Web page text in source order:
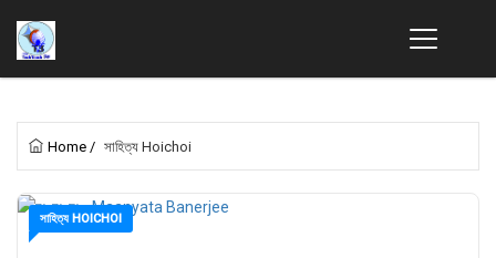
Home / সাহিত্য Hoichoi
সাহিত্য HOICHOI